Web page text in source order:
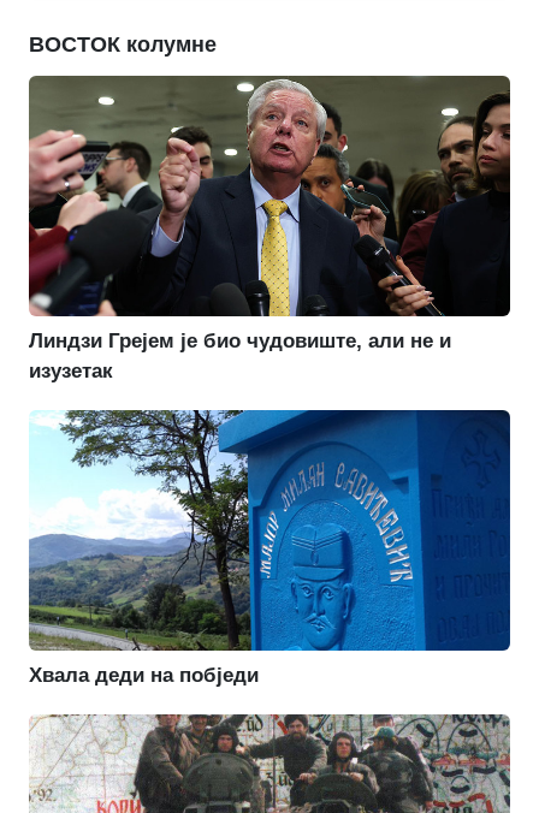
ВОСТОК колумне
Линдзи Грејем је био чудовиште, али не и
изузетак
Хвала деди на побједи